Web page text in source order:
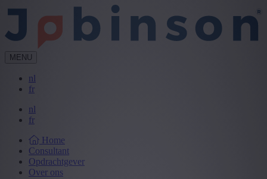
MENU
nl
fr
nl
fr
Home
Consultant
Opdrachtgever
Over ons